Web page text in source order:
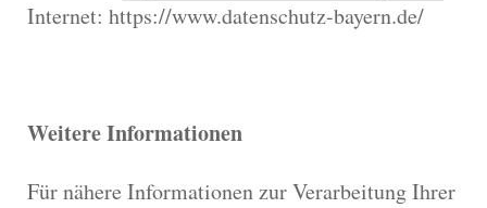
Internet: https://www.datenschutz-bayern.de/
Weitere Informationen
Für nähere Informationen zur Verarbeitung Ihrer